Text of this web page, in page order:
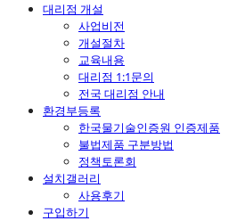
대리점 개설
사업비전
개설절차
교육내용
대리점 1:1문의
전국 대리점 안내
환경부등록
한국물기술인증원 인증제품
불법제품 구분방법
정책토론회
설치갤러리
사용후기
구입하기